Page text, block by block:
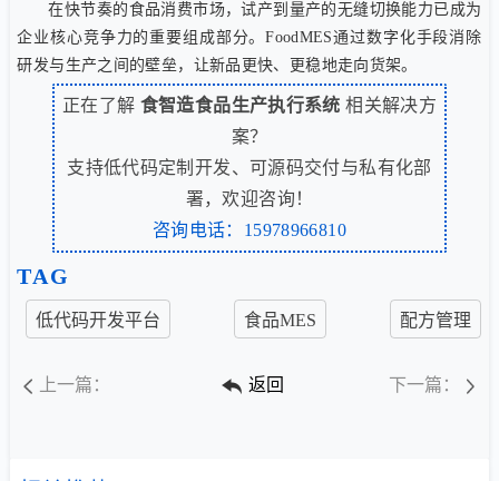
在快节奏的食品消费市场，试产到量产的无缝切换能力已成为
企业核心竞争力的重要组成部分。FoodMES通过数字化手段消除
研发与生产之间的壁垒，让新品更快、更稳地走向货架。
正在了解 食智造食品生产执行系统 相关解决方
案？
支持低代码定制开发、可源码交付与私有化部
署，欢迎咨询！
咨询电话：15978966810
TAG
低代码开发平台 食品MES 配方管理
上一篇： 返回 下一篇：